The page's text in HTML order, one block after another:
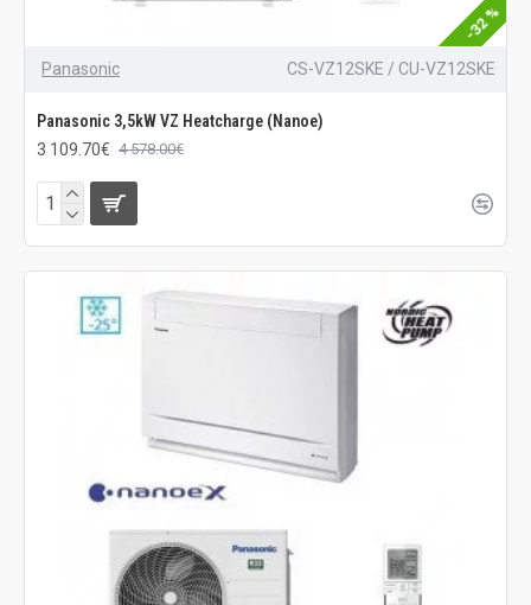
-32 %
Panasonic CS-VZ12SKE / CU-VZ12SKE
Panasonic 3,5kW VZ Heatcharge (Nanoe)
3 109.70€ 4 578.00€